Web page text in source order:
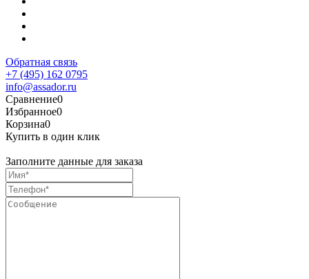
Обратная связь
+7 (495) 162 0795
info@assador.ru
Сравнение0
Избранное0
Корзина0
Купить в один клик
Заполните данные для заказа